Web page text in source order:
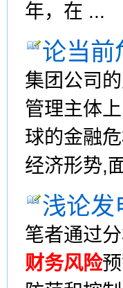
年，在 ...
论当前
集团公司
管理主体
球的金融
经济形势,
浅论发
笔者通过
财务风险